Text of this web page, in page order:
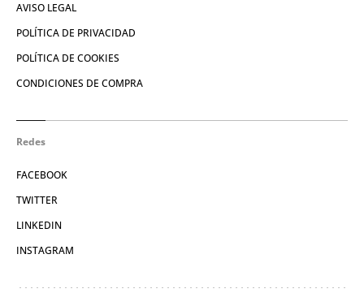
AVISO LEGAL
POLÍTICA DE PRIVACIDAD
POLÍTICA DE COOKIES
CONDICIONES DE COMPRA
Redes
FACEBOOK
TWITTER
LINKEDIN
INSTAGRAM